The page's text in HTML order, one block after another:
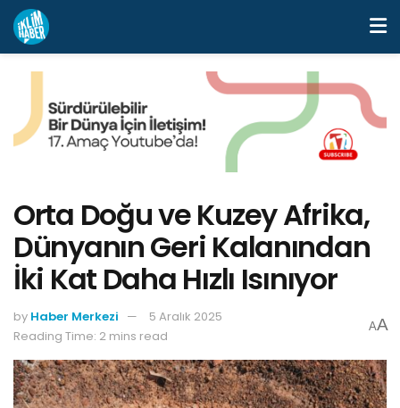
Orta Doğu ve Kuzey Afrika,
Dünyanın Geri Kalanından
İki Kat Daha Hızlı Isınıyor
by Haber Merkezi
5 Aralık 2025
Reading Time: 2 mins read
AA